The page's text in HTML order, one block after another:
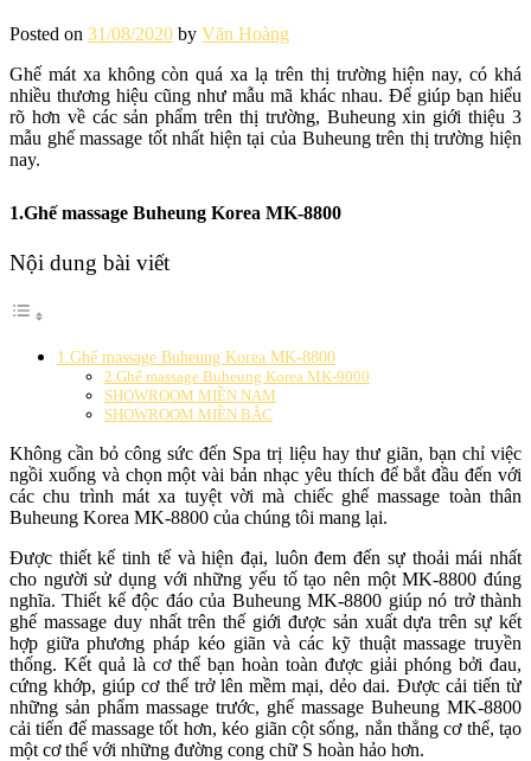
Posted on 31/08/2020 by Văn Hoàng
Ghế mát xa không còn quá xa lạ trên thị trường hiện nay, có khá
nhiều thương hiệu cũng như mẫu mã khác nhau. Để giúp bạn hiểu
rõ hơn về các sản phẩm trên thị trường, Buheung xin giới thiệu 3
mẫu ghế massage tốt nhất hiện tại của Buheung trên thị trường hiện
nay.
1.Ghế massage Buheung Korea MK-8800
Nội dung bài viết
1.Ghế massage Buheung Korea MK-8800
2.Ghế massage Buheung Korea MK-9000
SHOWROOM MIỀN NAM
SHOWROOM MIỀN BẮC
Không cần bỏ công sức đến Spa trị liệu hay thư giãn, bạn chỉ việc
ngồi xuống và chọn một vài bản nhạc yêu thích để bắt đầu đến với
các chu trình mát xa tuyệt vời mà chiếc ghế massage toàn thân
Buheung Korea MK-8800 của chúng tôi mang lại.
Được thiết kế tinh tế và hiện đại, luôn đem đến sự thoải mái nhất
cho người sử dụng với những yếu tố tạo nên một MK-8800 đúng
nghĩa. Thiết kế độc đáo của Buheung MK-8800 giúp nó trở thành
ghế massage duy nhất trên thế giới được sản xuất dựa trên sự kết
hợp giữa phương pháp kéo giãn và các kỹ thuật massage truyền
thống. Kết quả là cơ thể bạn hoàn toàn được giải phóng bởi đau,
cứng khớp, giúp cơ thể trở lên mềm mại, dẻo dai. Được cải tiến từ
những sản phẩm massage trước, ghế massage Buheung MK-8800
cải tiến đế massage tốt hơn, kéo giãn cột sống, nắn thẳng cơ thể, tạo
một cơ thể với những đường cong chữ S hoàn hảo hơn.